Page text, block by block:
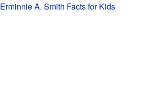
Erminnie A. Smith Facts for Kids